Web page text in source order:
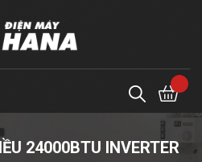
24000BTU INVERTER